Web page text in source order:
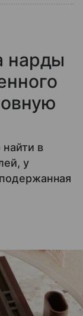
нарды
в
у